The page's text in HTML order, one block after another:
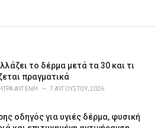
το δέρμα μετά τα 30 και τι
πραγματικά
ΑΥΓΈΝΗ 7 ΑΥΓΟΎΣΤΟΥ, 2026
οδηγός για υγιές δέρμα, φυσική